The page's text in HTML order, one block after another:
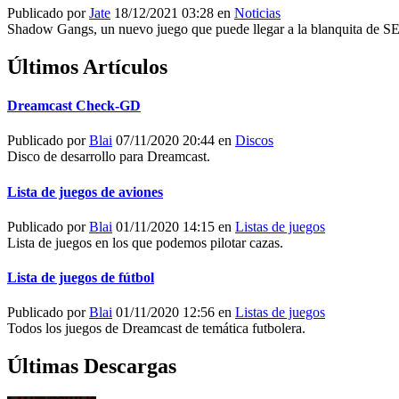
Publicado porJate 18/12/2021 03:28 en Noticias
Shadow Gangs, un nuevo juego que puede llegar a la blanquita de
Últimos Artículos
Dreamcast Check-GD
Publicado porBlai 07/11/2020 20:44 en Discos
Disco de desarrollo para Dreamcast.
Lista de juegos de aviones
Publicado porBlai 01/11/2020 14:15 en Listas de juegos
Lista de juegos en los que podemos pilotar cazas.
Lista de juegos de fútbol
Publicado porBlai 01/11/2020 12:56 en Listas de juegos
Todos los juegos de Dreamcast de temática futbolera.
Últimas Descargas